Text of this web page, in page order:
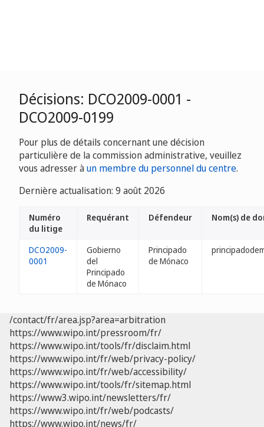
Décisions: DCO2009-0001 -
DCO2009-0199
Pour plus de détails concernant une décision
particulière de la commission administrative, veuillez
vous adresser àun membre du personnel du centre.
Dernière actualisation: 9 août 2026
Numéro
du litige
Requérant Défendeur Nom(s) de
DCO2009-
0001
Gobierno
del
Principado
de Mónaco
Principado
de Mónaco
/contact/fr/area.jsp?area=arbitration
https://www.wipo.int/pressroom/fr/
https://www.wipo.int/tools/fr/disclaim.html
https://www.wipo.int/fr/web/privacy-policy/
https://www.wipo.int/fr/web/accessibility/
https://www.wipo.int/tools/fr/sitemap.html
https://www3.wipo.int/newsletters/fr/
https://www.wipo.int/fr/web/podcasts/
https://www.wipo.int/news/fr/